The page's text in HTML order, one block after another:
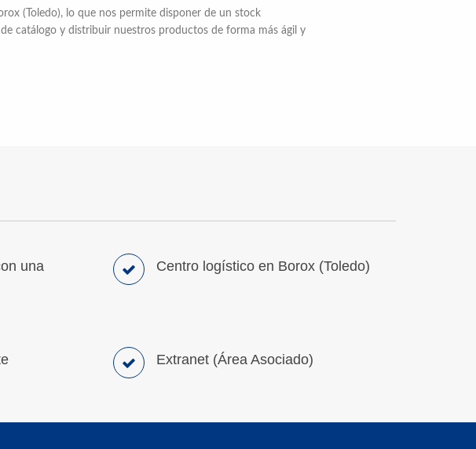
(Toledo), lo que nos permite disponer de un stock
catálogo y distribuir nuestros productos de forma más ágil y
una
Centro logístico en Borox (Toledo)
Extranet (Área Asociado)